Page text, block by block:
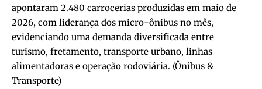
apontaram 2.480 carrocerias produzidas em maio de
2026, com liderança dos micro-ônibus no mês,
evidenciando uma demanda diversificada entre
turismo, fretamento, transporte urbano, linhas
alimentadoras e operação rodoviária. (Ônibus &
Transporte)